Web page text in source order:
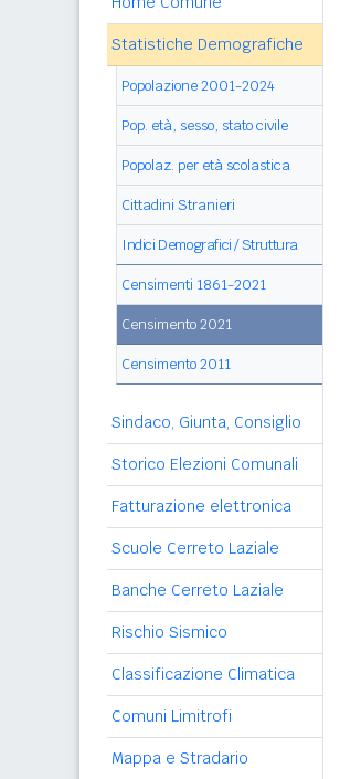
Statistiche Demografiche
Popolazione 2001-2024
Pop. età, sesso, stato civile
Popolaz. per età scolastica
Cittadini Stranieri
Indici Demografici / Struttura
Censimenti 1861-2021
Censimento 2021
Censimento 2011
Sindaco, Giunta, Consiglio
Storico Elezioni Comunali
Fatturazione elettronica
Scuole Cerreto Laziale
Banche Cerreto Laziale
Rischio Sismico
Classificazione Climatica
Comuni Limitrofi
Mappa e Stradario